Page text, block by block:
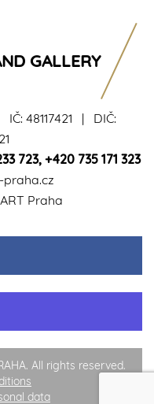
48117421 | DIČ:
723, +420 735 171 323
Praha
GALLERY
All rights reserved.
data